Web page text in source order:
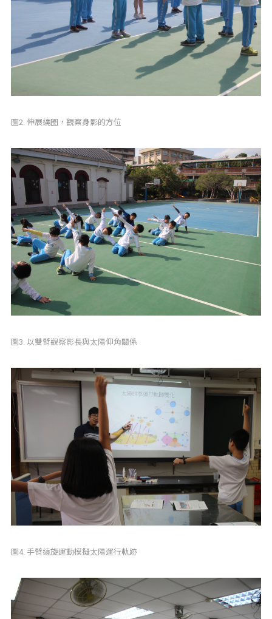
圖2. 伸展繞圈，觀察身影的方位
圖3. 以雙臂觀察影長與太陽仰角關係
圖4. 手臂繞旋運動模擬太陽運行軌跡